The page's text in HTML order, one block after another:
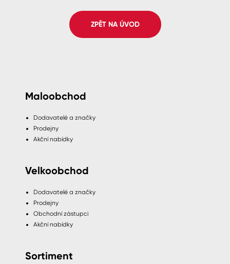
Spreje ZPĚT NA ÚVOD
Maloobchod
Dodavatelé a značky
Prodejny
Akční nabídky
Velkoobchod
Dodavatelé a značky
Prodejny
Obchodní zástupci
Akční nabídky
Sortiment